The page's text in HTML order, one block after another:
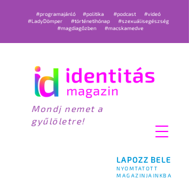
LAPOZZ BELE
NYOMTATOTT
MAGAZINJAINKBA
#programajánló #politika #podcast
#videó
#LadyDömper
#történetihónap
#szexuálisegészség
#magdiagőzben
#macskamedve
Mondj nemet a
gyűlöletre!